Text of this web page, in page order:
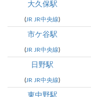
大久保駅
(JR JR中央線)
市ケ谷駅
(JR JR中央線)
日野駅
(JR JR中央線)
東中野駅